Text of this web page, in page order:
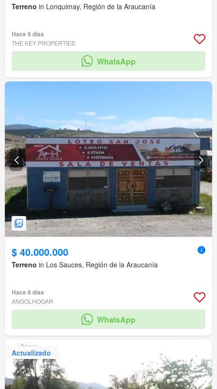
Terreno in Lonquimay, Región de la Araucanía
Hace 9 días
THE KEY PROPERTIES
WhatsApp
$ 40.000.000
Terreno in Los Sauces, Región de la Araucanía
Hace 8 días
ANGOLHOGAR
WhatsApp
Actualizado